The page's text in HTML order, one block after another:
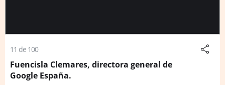
11 de 100
Fuencisla Clemares, directora general de
Google España.